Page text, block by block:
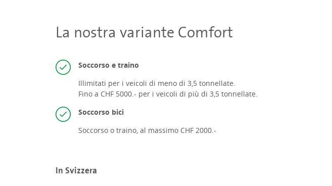
La nostra variante Comfort
Soccorso e traino
Illimitati per i veicoli di meno di 3,5 tonnellate.
Fino a CHF 5000.- per i veicoli di più di 3,5 tonnellate.
Soccorso bici
Soccorso o traino, al massimo CHF 2000.-
In Svizzera